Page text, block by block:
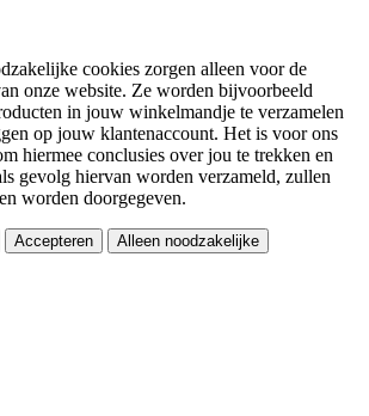
cookies zorgen alleen voor de
onze website. Ze worden bijvoorbeeld
in jouw winkelmandje te verzamelen
op jouw klantenaccount. Het is voor ons
hiermee conclusies over jou te trekken en
gevolg hiervan worden verzameld, zullen
worden doorgegeven.
Accepteren Alleen noodzakelijke